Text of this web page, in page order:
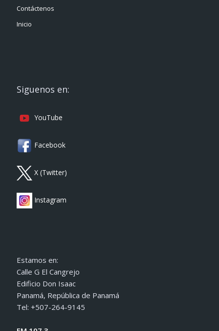
Contáctenos
Inicio
Siguenos en:
YouTube
Facebook
X (Twitter)
Instagram
Estamos en:
Calle G El Cangrejo
Edificio Don Isaac
Panamá, República de Panamá
Tel: +507-264-9145